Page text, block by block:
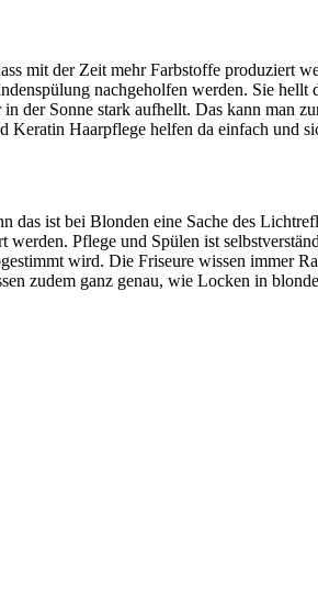
mit der Zeit mehr Farbstoffe produziert
nachgeholfen werden. Sie hellt
der Sonne stark aufhellt. Das kann man
Keratin Haarpflege helfen da einfach und
das ist bei Blonden eine Sache des
Pflege und Spülen ist
wird. Die Friseure wissen immer
zudem ganz genau, wie Locken in